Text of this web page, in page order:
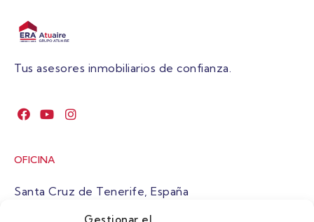
Tus asesores inmobiliarios de confianza.
OFICINA
Santa Cruz de Tenerife, España